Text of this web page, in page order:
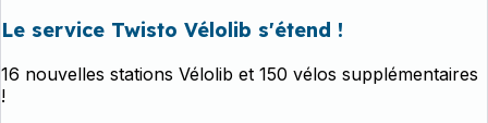
Le service Twisto Vélolib s'étend !
16 nouvelles stations Vélolib et 150 vélos supplémentaires
!